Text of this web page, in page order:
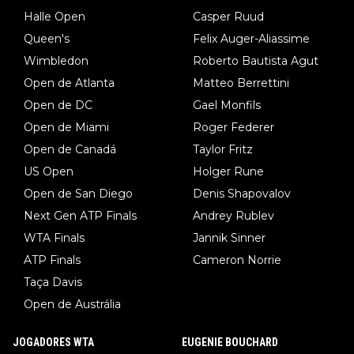
Halle Open
Queen's
Wimbledon
Open de Atlanta
Open de DC
Open de Miami
Open de Canadá
US Open
Open de San Diego
Next Gen ATP Finals
WTA Finals
ATP Finals
Taça Davis
Open de Austrália
Casper Ruud
Felix Auger-Aliassime
Roberto Bautista Agut
Matteo Berrettini
Gael Monfils
Roger Federer
Taylor Fritz
Holger Rune
Denis Shapovalov
Andrey Rublev
Jannik Sinner
Cameron Norrie
JOGADORES WTA EUGENIE BOUCHARD